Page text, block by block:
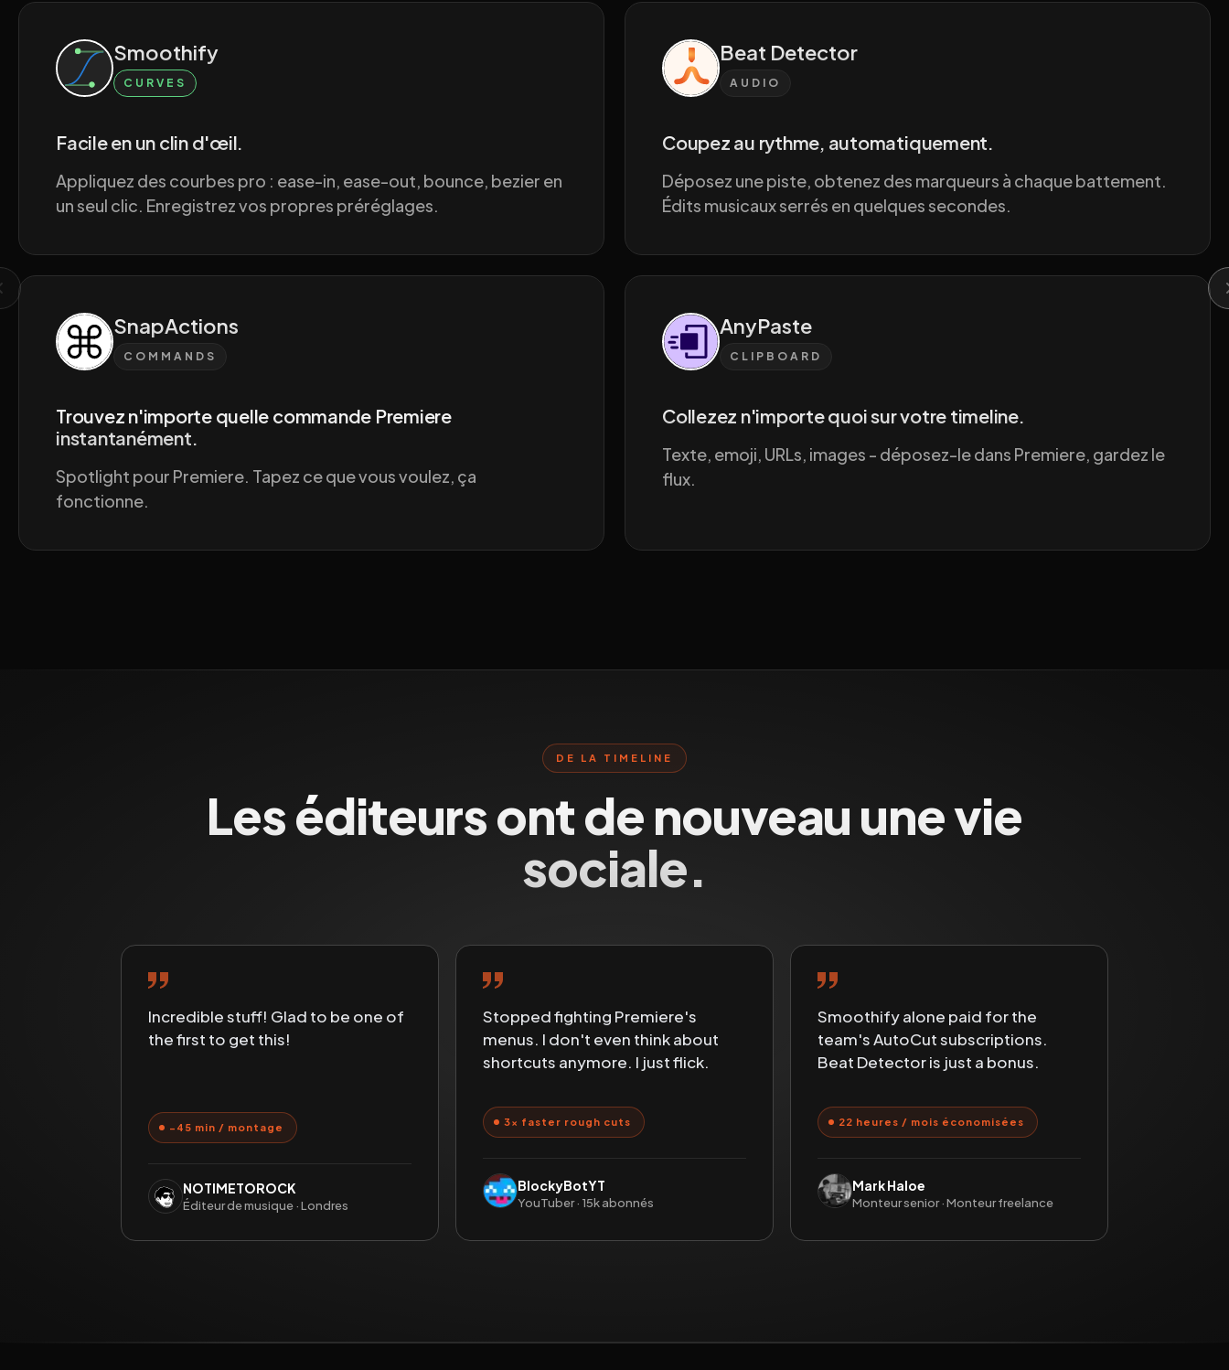
Smoothify
CURVES
Facile en un clin d'œil.
Appliquez des courbes pro : ease-in, ease-out, bounce, bezier en
un seul clic. Enregistrez vos propres préréglages.
Beat Detector
AUDIO
Coupez au rythme, automatiquement.
Déposez une piste, obtenez des marqueurs à chaque battement.
Édits musicaux serrés en quelques secondes.
SnapActions
COMMANDS
Trouvez n'importe quelle commande Premiere
instantanément.
Spotlight pour Premiere. Tapez ce que vous voulez, ça
fonctionne.
AnyPaste
CLIPBOARD
Collezez n'importe quoi sur votre timeline.
Texte, emoji, URLs, images - déposez-le dans Premiere, gardez le
flux.
DE LA TIMELINE
Les éditeurs ont de nouveau une vie
sociale.
Incredible stuff! Glad to be one of
the first to get this!
−45 min / montage
NOTIMETOROCK
Éditeur de musique · Londres
Stopped fighting Premiere's
menus. I don't even think about
shortcuts anymore. I just flick.
3× faster rough cuts
BlockyBotYT
YouTuber · 15k abonnés
Smoothify alone paid for the
team's AutoCut subscriptions.
Beat Detector is just a bonus.
22 heures / mois économisées
Mark Haloe
Monteur senior · Monteur freelance